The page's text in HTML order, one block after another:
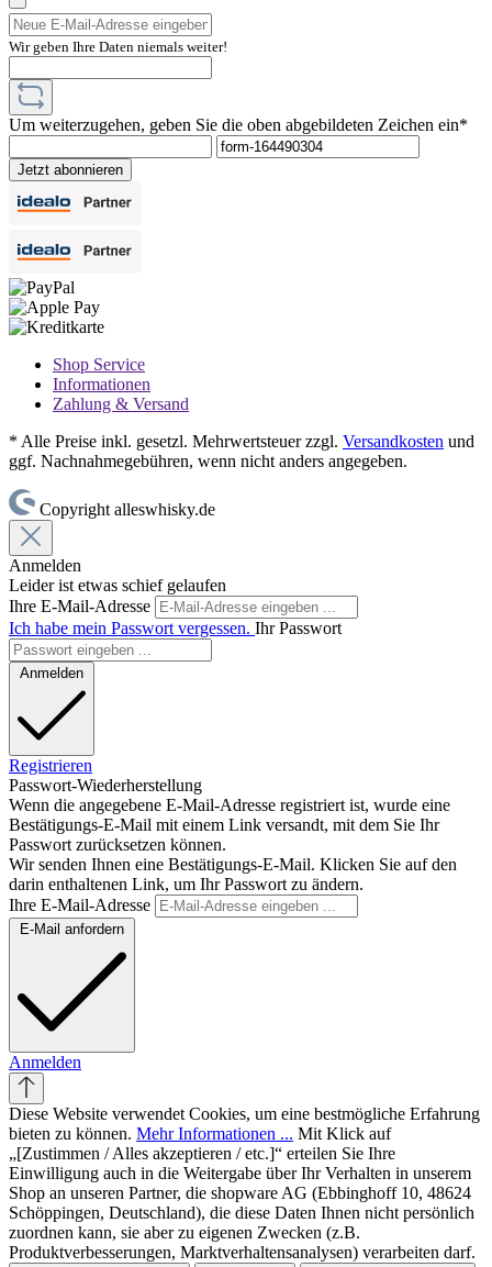
Wir geben Ihre Daten niemals weiter!
Um weiterzugehen, geben Sie die oben abgebildeten Zeichen ein*
Jetzt abonnieren
Shop Service
Informationen
Zahlung & Versand
* Alle Preise inkl. gesetzl. Mehrwertsteuer zzgl. Versandkosten und
ggf. Nachnahmegebühren, wenn nicht anders angegeben.
Copyright alleswhisky.de
Anmelden
Leider ist etwas schief gelaufen
Ihre E-Mail-Adresse
Ich habe mein Passwort vergessen. Ihr Passwort
Anmelden
Registrieren
Passwort-Wiederherstellung
Wenn die angegebene E-Mail-Adresse registriert ist, wurde eine
Bestätigungs-E-Mail mit einem Link versandt, mit dem Sie Ihr
Passwort zurücksetzen können.
Wir senden Ihnen eine Bestätigungs-E-Mail. Klicken Sie auf den
darin enthaltenen Link, um Ihr Passwort zu ändern.
Ihre E-Mail-Adresse
E-Mail anfordern
Anmelden
Diese Website verwendet Cookies, um eine bestmögliche Erfahrung
bieten zu können. Mehr Informationen ... Mit Klick auf
„[Zustimmen / Alles akzeptieren / etc.]“ erteilen Sie Ihre
Einwilligung auch in die Weitergabe über Ihr Verhalten in unserem
Shop an unseren Partner, die shopware AG (Ebbinghoff 10, 48624
Schöppingen, Deutschland), die diese Daten Ihnen nicht persönlich
zuordnen kann, sie aber zu eigenen Zwecken (z.B.
Produktverbesserungen, Marktverhaltensanalysen) verarbeiten darf.